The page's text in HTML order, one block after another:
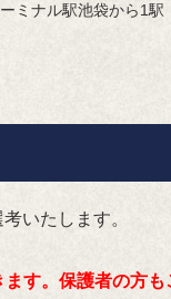
ナル駅池袋から1駅
いたします。
す。保護者の方も